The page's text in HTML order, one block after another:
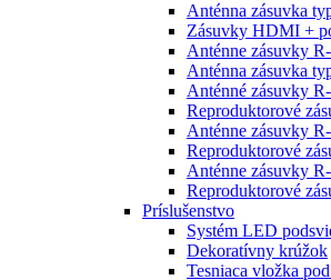
Anténna zásuvka
Zásuvky HDMI +
Anténne zásuvky
Anténna zásuvka
Anténné zásuvky
Reproduktorové
Anténne zásuvky
Reproduktorové
Anténne zásuvky
Reproduktorové
Príslušenstvo
Systém LED
Dekoratívny krúžok
Tesniaca vložka